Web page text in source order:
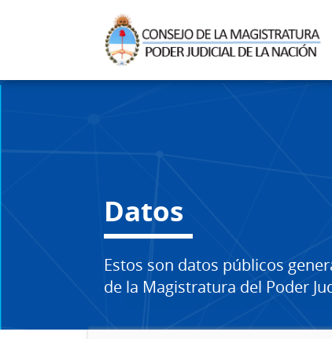
Datos
Estos son datos públicos
de la Magistratura del Poder